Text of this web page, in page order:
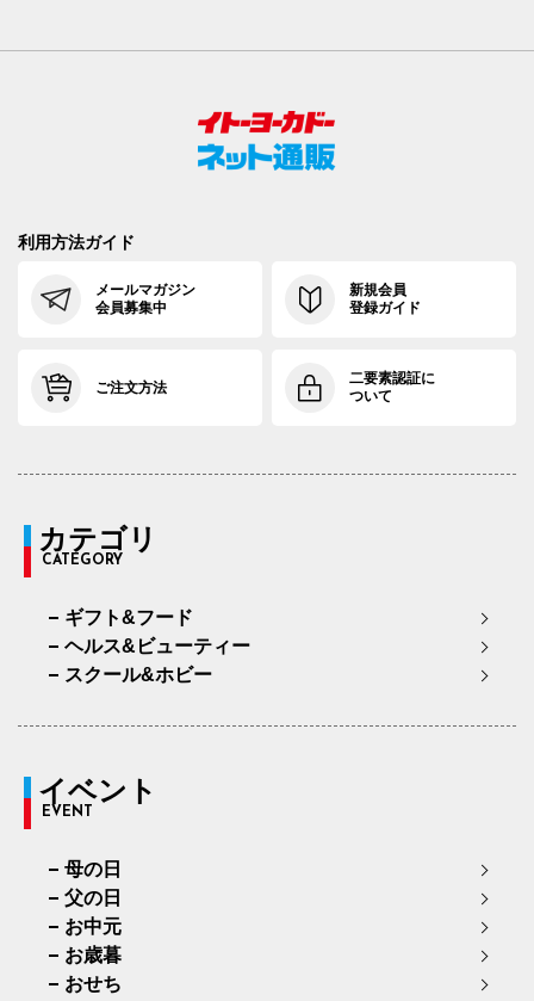
利用方法ガイド
メールマガジン
会員募集中
新規会員
登録ガイド
ご注文方法
二要素認証に
ついて
カテゴリ
CATEGORY
ギフト&フード
ヘルス&ビューティー
スクール&ホビー
イベント
EVENT
母の日
父の日
お中元
お歳暮
おせち